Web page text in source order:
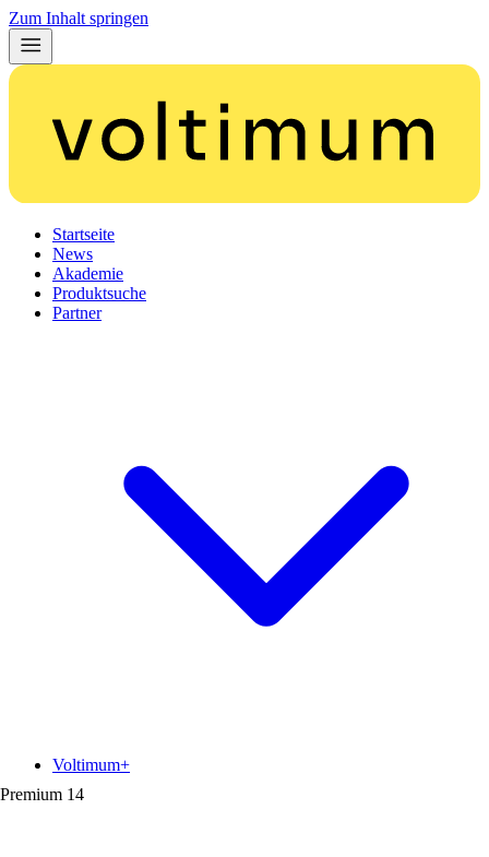
Zum Inhalt springen
Startseite
News
Akademie
Produktsuche
Partner
Premium 14
Voltimum+